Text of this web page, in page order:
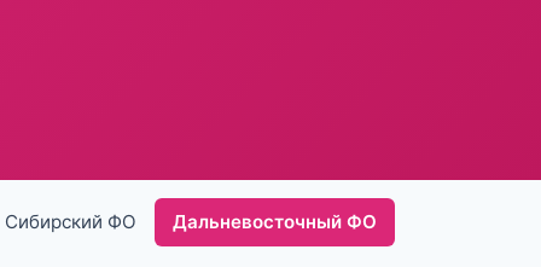
Сибирский ФО Дальневосточный ФО